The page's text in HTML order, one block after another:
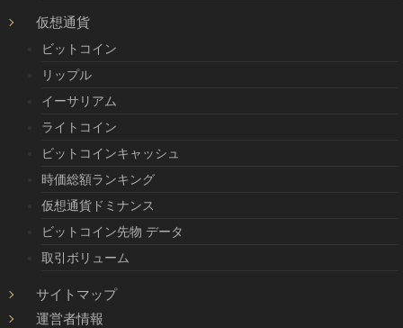
仮想通貨
ビットコイン
リップル
イーサリアム
ライトコイン
ビットコインキャッシュ
時価総額ランキング
仮想通貨ドミナンス
ビットコイン先物 データ
取引ボリューム
サイトマップ
運営者情報